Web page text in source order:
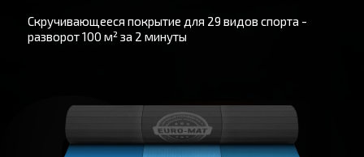
Скручивающееся покрытие для 29 видов спорта -
разворот 100 м² за 2 минуты